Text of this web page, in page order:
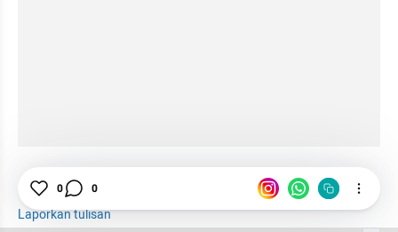
Festival Musik
Jakarta
Laporkan tulisan
0 0